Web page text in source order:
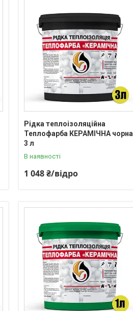
Рідка теплоізоляційна
Теплофарба КЕРАМІЧНА чорна
3 л
В наявності
1 048 ₴/відро